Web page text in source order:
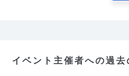
イベント主催者への過去